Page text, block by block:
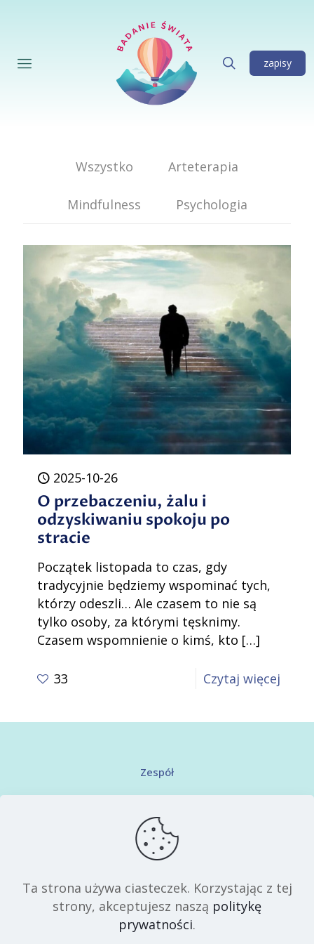
zapisy
Wszystko Arteterapia
Mindfulness Psychologia
2025-10-26
O przebaczeniu, żalu i
odzyskiwaniu spokoju po
stracie
Początek listopada to czas, gdy
tradycyjnie będziemy wspominać tych,
którzy odeszli… Ale czasem to nie są
tylko osoby, za którymi tęsknimy.
Czasem wspomnienie o kimś, kto […]
33 Czytaj więcej
Zespół
Regulamin serwisu
Polityka prywatności
Ta strona używa ciasteczek. Korzystając z tej
strony, akceptujesz naszą politykę
prywatności.